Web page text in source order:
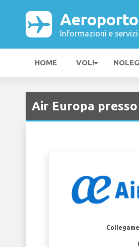
Informazioni e
HOME VOLI
Air Europa